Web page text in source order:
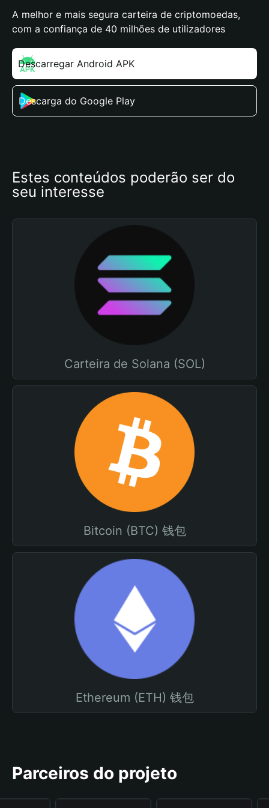
A melhor e mais segura carteira de criptomoedas,
com a confiança de 40 milhões de utilizadores
Descarregar Android APK
Descarga do Google Play
Estes conteúdos poderão ser do
seu interesse
Carteira de Solana (SOL)
Bitcoin (BTC) 钱包
Ethereum (ETH) 钱包
Parceiros do projeto